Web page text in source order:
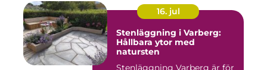
16. jul
Stenläggning i Varberg:
Hållbara ytor med
natursten
Stenläggning Varberg är för